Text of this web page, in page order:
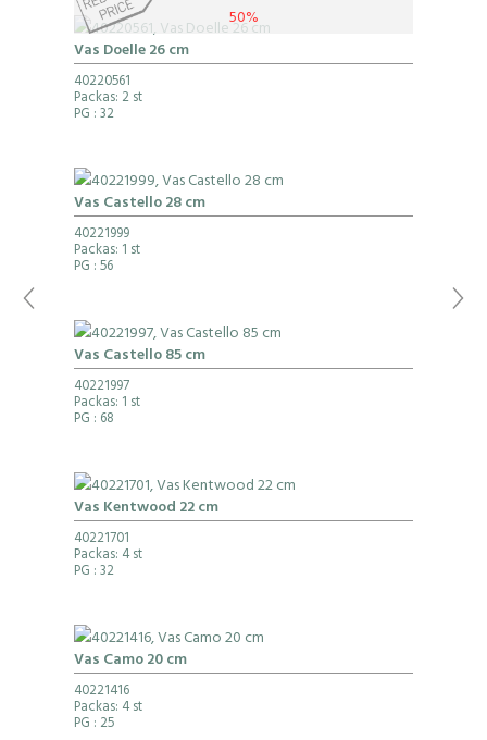
50%
Vas Doelle 26 cm
40220561
Packas: 2 st
PG : 32
Vas Castello 28 cm
40221999
Packas: 1 st
PG : 56
Vas Castello 85 cm
40221997
Packas: 1 st
PG : 68
Vas Kentwood 22 cm
40221701
Packas: 4 st
PG : 32
Vas Camo 20 cm
40221416
Packas: 4 st
PG : 25